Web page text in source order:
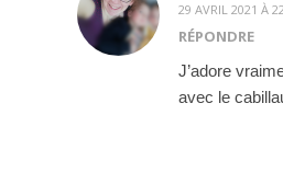
29 AVRIL 2021 À
RÉPONDRE
J’adore
avec le